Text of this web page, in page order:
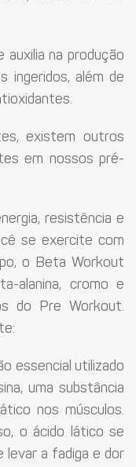
auxilia na produção
ingeridos, além de
outros
em nossos pré-
resistência e
se exercite com
o Beta Workout
alanina, cromo e
do Pre Workout.
essencial utilizado
uma substância
nos músculos.
o ácido lático se
levar a fadiga e dor